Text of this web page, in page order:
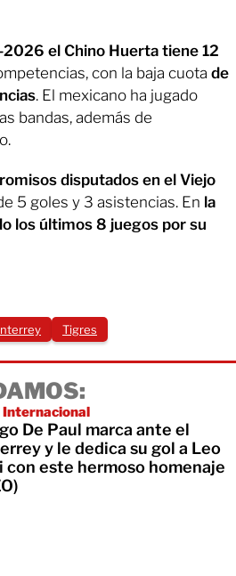
el Chino Huerta tiene 12
con la baja cuota de
. El mexicano ha jugado
bandas, además de
disputados en el Viejo
5 goles y 3 asistencias. En la
los últimos 8 juegos por su
Tigres
Internacional
De Paul marca ante el
y le dedica su gol a Leo
con este hermoso homenaje